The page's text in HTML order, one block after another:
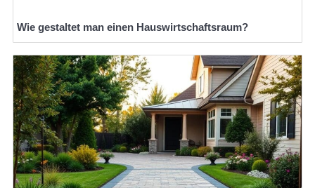
Wie gestaltet man einen Hauswirtschaftsraum?